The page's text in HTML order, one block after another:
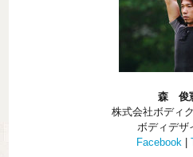
森 俊
株式会社ボディ
ボディデザ
Facebook